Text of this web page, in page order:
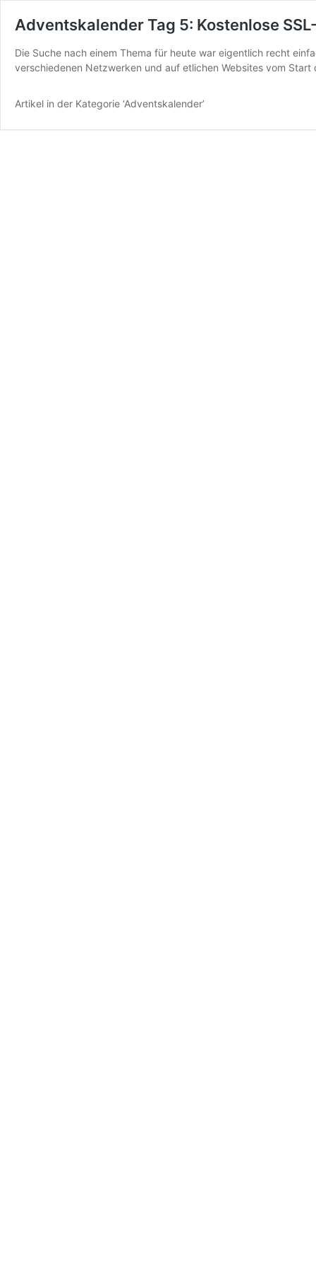
Adventskalender Tag 5: Kostenlose
Die Suche nach einem Thema für heute war eigentlich recht
verschiedenen Netzwerken und auf etlichen Websites vom
Artikel in der Kategorie ‘Adventskalender’